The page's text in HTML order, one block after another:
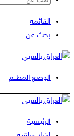
القائمة
بحث عن
الوضع المظلم
الرئيسية